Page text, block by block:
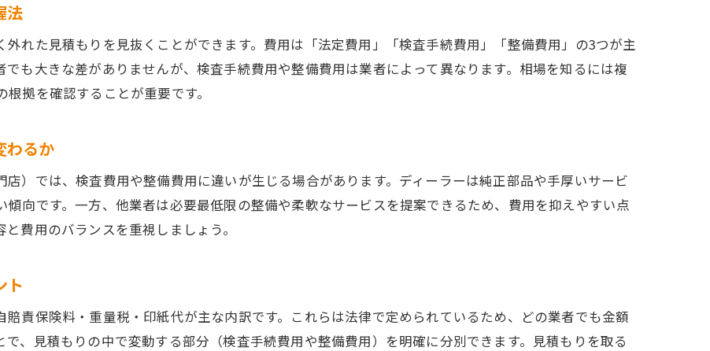
車検費用の平均相場を知って賢く選択
ディーラー車検と他店舗の費用相場の違い
車検法定費用と検査手続費用の相場感覚
口コミから分かる車検費用のリアルな相場
法定費用や検査手続費用の全体像
車検の法定費用一覧を分かりやすく解説
車検法定費用の確認ポイントと注意点
検査代行手数料を含めた費用の全体像紹介
法
れた見積もりを見抜くことができます。費用は「法定費用」「検査手続費用」「整備費用」の3つが主
も大きな差がありませんが、検査手続費用や整備費用は業者によって異なります。相場を知るには複
拠を確認することが重要です。
わるか
）では、検査費用や整備費用に違いが生じる場合があります。ディーラーは純正部品や手厚いサービ
向です。一方、他業者は必要最低限の整備や柔軟なサービスを提案できるため、費用を抑えやすい点
費用のバランスを重視しましょう。
ト
責保険料・重量税・印紙代が主な内訳です。これらは法律で定められているため、どの業者でも金額
、見積もりの中で変動する部分（検査手続費用や整備費用）を明確に分別できます。見積もりを取る